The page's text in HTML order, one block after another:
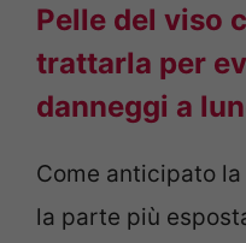
Pelle del viso
trattarla per
danneggi a
Come anticipato
la parte più